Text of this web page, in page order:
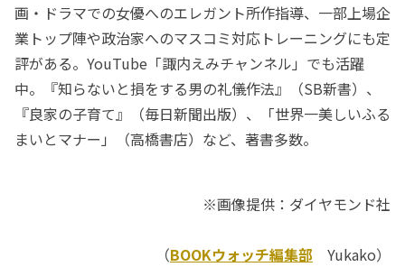
画・ドラマでの女優へのエレガント所作指導、一部上場企
業トップ陣や政治家へのマスコミ対応トレーニングにも定
評がある。YouTube「諏内えみチャンネル」でも活躍
中。『知らないと損をする男の礼儀作法』（SB新書）、
『良家の子育て』（毎日新聞出版）、「世界一美しいふる
まいとマナー」（高橋書店）など、著書多数。
※画像提供：ダイヤモンド社
（BOOKウォッチ編集部 Yukako）